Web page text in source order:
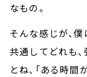
なもの。
そんな感じが、
共通してどれも
とね、「ある時間